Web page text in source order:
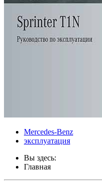
Mercedes-Benz
эксплуатация
Вы здесь:
Главная